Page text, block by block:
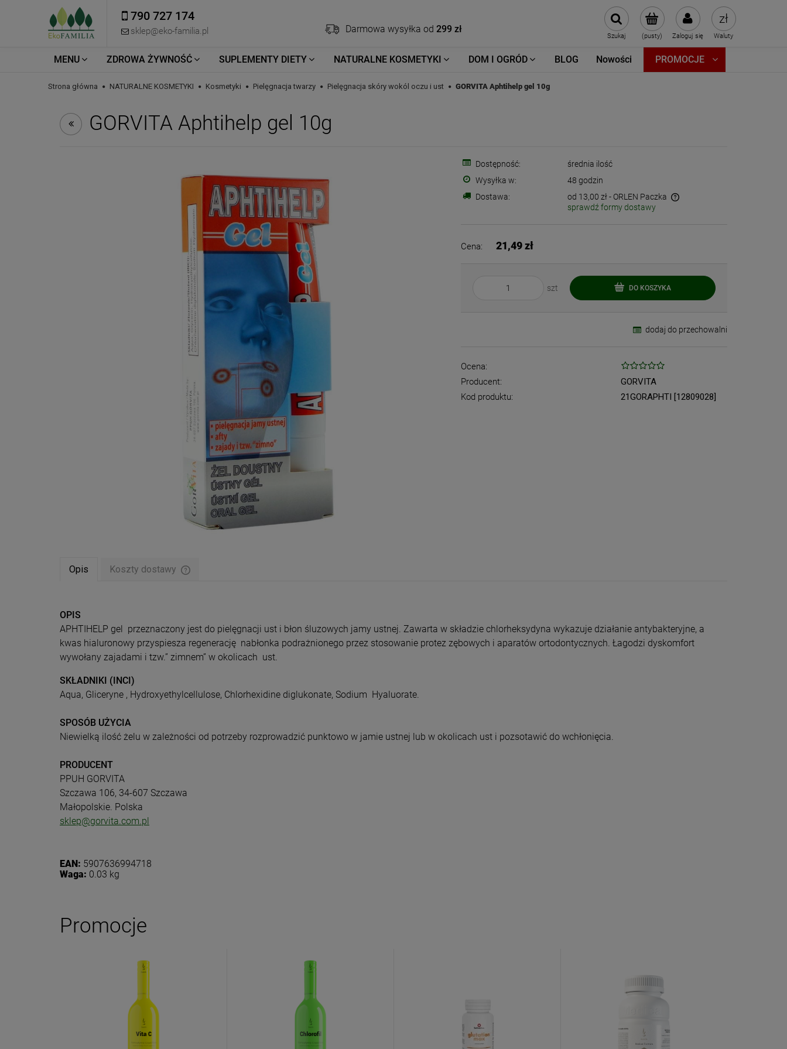
Darmowa wysyłka od 299 zł
790 727 174
sklep@eko-familia.pl (pusty) Zaloguj się
Szukaj Waluty
MENU ZDROWA ŻYWNOŚĆ SUPLEMENTY DIETY NATURALNE KOSMETYKI DOM I OGRÓD BLOG Nowości PROMOCJE
Strona główna NATURALNE KOSMETYKI Kosmetyki Pielęgnacja twarzy Pielęgnacja skóry wokól oczu i ust GORVITA Aphtihelp gel 10g
GORVITA Aphtihelp gel 10g
Dostępność:
średnia ilość
Wysyłka w:
48 godzin
Dostawa:
od 13,00 zł - ORLEN Paczka
sprawdź formy dostawy
Cena: 21,49 zł
szt DO KOSZYKA
dodaj do przechowalni
Ocena:
Producent:
GORVITA
Kod produktu:
21GORAPHTI [12809028]
Opis Koszty dostawy
OPIS
APHTIHELP gel przeznaczony jest do pielęgnacji ust i błon śluzowych jamy ustnej. Zawarta w składzie chlorheksydyna wykazuje działanie antybakteryjne, a
kwas hialuronowy przyspiesza regenerację nabłonka podrażnionego przez stosowanie protez zębowych i aparatów ortodontycznych. Łagodzi dyskomfort
wywołany zajadami i tzw.” zimnem” w okolicach ust.
SKŁADNIKI (INCI)
Aqua, Gliceryne , Hydroxyethylcellulose, Chlorhexidine diglukonate, Sodium Hyaluorate.
SPOSÓB UŻYCIA
Niewielką ilość żelu w zależności od potrzeby rozprowadzić punktowo w jamie ustnej lub w okolicach ust i pozsotawić do wchłonięcia.
PRODUCENT
PPUH GORVITA
Szczawa 106, 34-607 Szczawa
Małopolskie. Polska
sklep@gorvita.com.pl
EAN: 5907636994718
Waga: 0.03 kg
Promocje
Eko Familia